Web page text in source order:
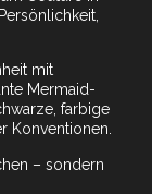
mit
Mermaid-
farbige
Konventionen.
– sondern